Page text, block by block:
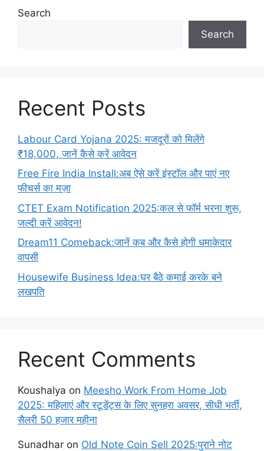
Search
Search
Recent Posts
Labour Card Yojana 2025: मजदूरों को मिलेंगे
₹18,000, जानें कैसे करें आवेदन
Free Fire India Install:अब ऐसे करें इंस्टॉल और पाएं नए
फीचर्स का मज़ा
CTET Exam Notification 2025:कल से फॉर्म भरना शुरू,
जल्दी करें आवेदन!
Dream11 Comeback:जानें कब और कैसे होगी धमाकेदार
वापसी
Housewife Business Idea:घर बैठे कमाई करके बने
लखपति
Recent Comments
Koushalya on Meesho Work From Home Job
2025: महिलाएं और स्टूडेंट्स के लिए सुनहरा अवसर, सीधी भर्ती,
सैलरी 50 हजार महीना
Sunadhar on Old Note Coin Sell 2025:पुराने नोट